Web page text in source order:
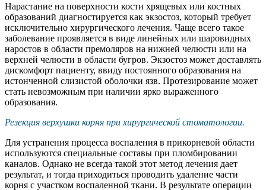
Нарастание на поверхности кости хрящевых или костных
образований диагностируется как экзостоз, который требует
исключительно хирургического лечения. Чаще всего такое
заболевание проявляется в виде линейных или шаровидных
наростов в области премоляров на нижней челюсти или на
верхней челюсти в области бугров. Экзостоз может доставлять
дискомфорт пациенту, ввиду постоянного образования на
истонченной слизистой оболочки язв. Протезирование может
стать невозможным при наличии ярко выраженного
образования.
Резекция верхушки корня при хирургической стоматологии.
Для устранения процесса воспаления в прикорневой области
используются специальные составы при пломбировании
каналов. Однако не всегда такой этот метод лечения дает
результат, и тогда приходиться проводить удаление части
корня с участком воспаленной ткани. В результате операции